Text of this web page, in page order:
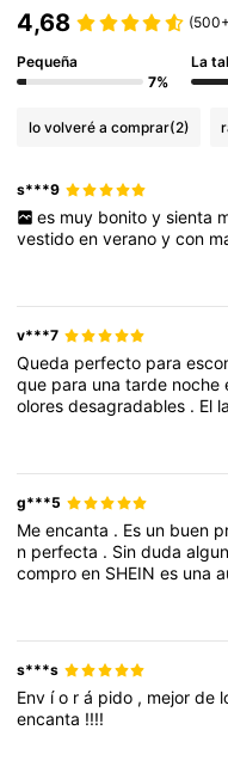
4,68
Pequeña
7%
La
lo volveré a comprar(2)
s***9
es muy bonito y sienta
vestidoenveranoycon
v***7
Queda perfecto para
que para unatarde noche
oloresdesagradables . El
g***5
Meencanta . Es un buen
n perfecta . Sinduda
comproen SHEINes una
s***s
Env ío rá pido , mejorde
encanta !!!!